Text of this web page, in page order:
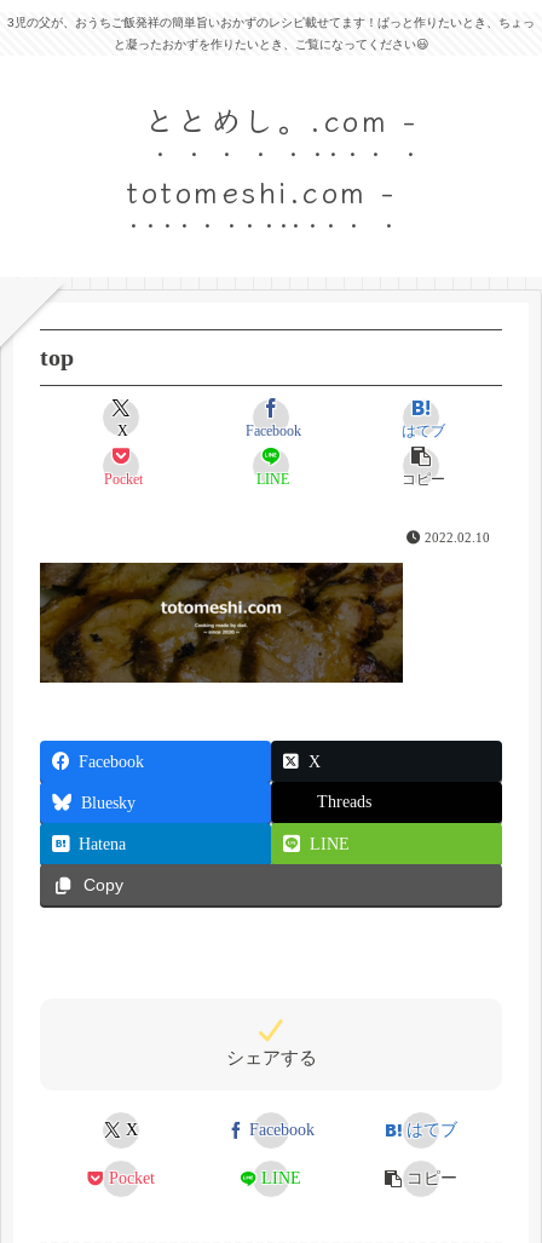
3児の父が、おうちご飯発祥の簡単旨いおかずのレシピ載せてます！ぱっと作りたいとき、ちょっ
と凝ったおかずを作りたいとき、ご覧になってください😃
ととめし。.com -
totomeshi.com -
top
X Facebook はてブ
Pocket LINE コピー
2022.02.10
Facebook X
Bluesky Threads
Hatena LINE
Copy
シェアする
X Facebook はてブ
Pocket LINE コピー